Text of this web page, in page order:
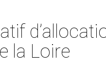
la Loire